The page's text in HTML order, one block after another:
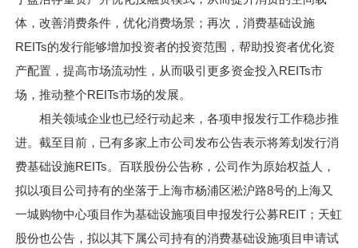
体，改善消费条件，优化消费场景；再次，消费基础设施
REITs的发行能够增加投资者的投资范围，帮助投资者优化资
产配置，提高市场流动性，从而吸引更多资金投入REITs市
场，推动整个REITs市场的发展。
相关领域企业也已经行动起来，各项申报发行工作稳步推
进。截至目前，已有多家上市公司发布公告表示将筹划发行消
费基础设施REITs。百联股份公告称，公司作为原始权益人，
拟以项目公司持有的坐落于上海市杨浦区淞沪路8号的上海又
一城购物中心项目作为基础设施项目申报发行公募REIT；天虹
股份也公告，拟以其下属公司持有的消费基础设施项目申请试